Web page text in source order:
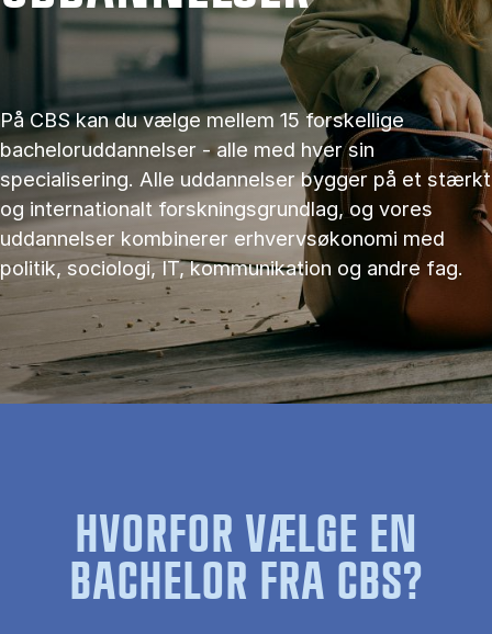
På CBS kan du vælge mellem 15 forskellige
bacheloruddannelser - alle med hver sin
specialisering. Alle uddannelser bygger på et stærkt
og internationalt forskningsgrundlag, og vores
uddannelser kombinerer erhvervsøkonomi med
politik, sociologi, IT, kommunikation og andre fag.
HVORFOR VÆLGE EN
BACHELOR FRA CBS?